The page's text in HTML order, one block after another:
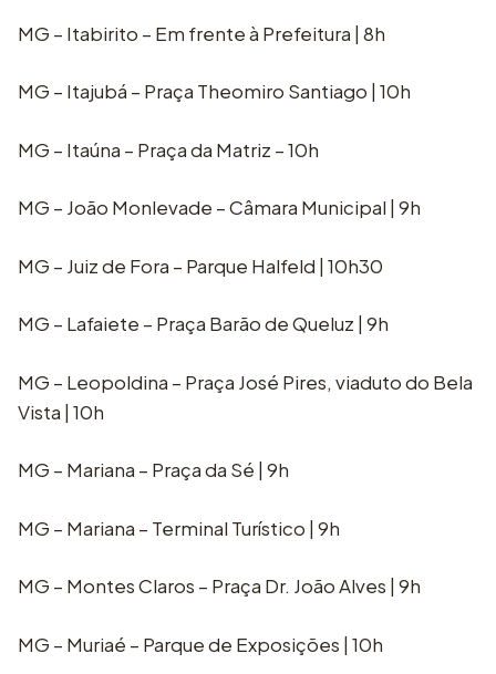
MG – Itabirito – Em frente à Prefeitura | 8h
MG – Itajubá – Praça Theomiro Santiago | 10h
MG – Itaúna – Praça da Matriz – 10h
MG – João Monlevade – Câmara Municipal | 9h
MG – Juiz de Fora – Parque Halfeld | 10h30
MG – Lafaiete – Praça Barão de Queluz | 9h
MG – Leopoldina – Praça José Pires, viaduto do Bela
Vista | 10h
MG – Mariana – Praça da Sé | 9h
MG – Mariana – Terminal Turístico | 9h
MG – Montes Claros – Praça Dr. João Alves | 9h
MG – Muriaé – Parque de Exposições | 10h